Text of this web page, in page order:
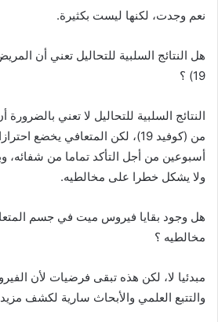
نعم وجدت، لكنها ليست بكثيرة.
هل النتائج السلبية للتحاليل تعني أن
19) ؟
النتائج السلبية للتحاليل لا تعني
من (كوفيد 19)، لكن المتعافي يخضع
أسبوعين من أجل التأكد تماما من شفائه،
ولا يشكل خطرا على مخالطيه.
هل وجود بقايا فيروس ميت في جسم
مخالطيه ؟
مبدئيا لا، لكن هذه تبقى فرضيات لأن
والتتبع العلمي والأبحاث سارية لكشف